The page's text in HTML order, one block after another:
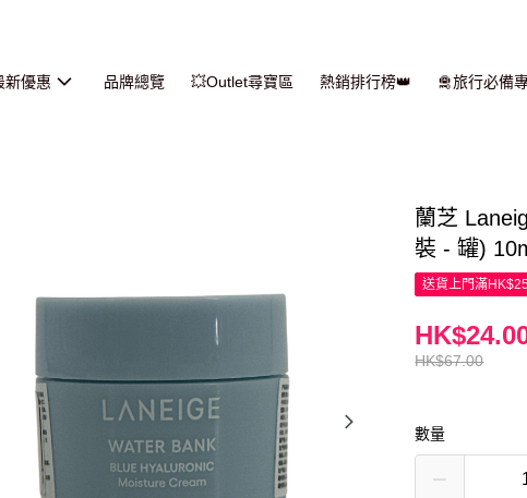
新優惠 品牌總覽 💥Outlet尋寶區 熱銷排行榜👑 🛅旅行必備
蘭芝
裝 - 罐)
送貨上門滿
HK$67.00
數量